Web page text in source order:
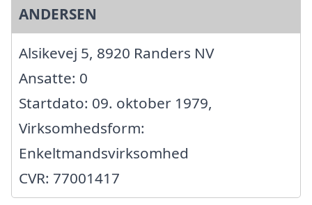
ANDERSEN
Alsikevej 5, 8920 Randers NV
Ansatte: 0
Startdato: 09. oktober 1979,
Virksomhedsform:
Enkeltmandsvirksomhed
CVR: 77001417